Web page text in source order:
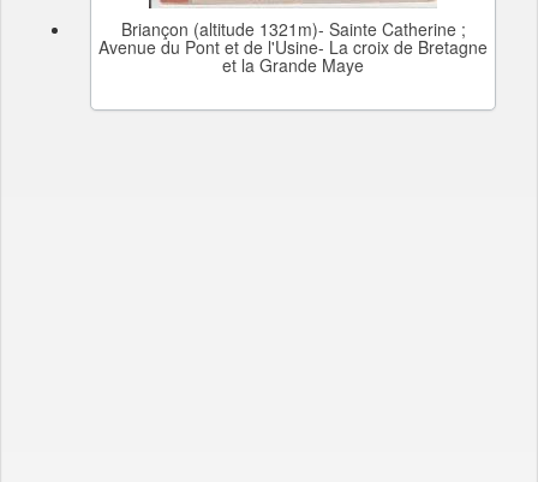
Briançon (altitude 1321m)- Sainte Catherine ;
Avenue du Pont et de l'Usine- La croix de Bretagne
et la Grande Maye